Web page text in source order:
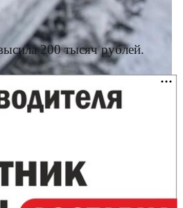
200 тысяч рублей.